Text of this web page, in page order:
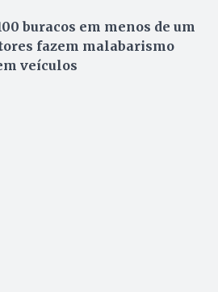
buracos em menos de um
fazem malabarismo
veículos